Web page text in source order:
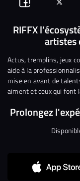
Continuer sans
Suivez-
nous
Facebook
sur
RIFFX
artistes
Actus, tremplins, jeux
aide à la
mise en avant de
aiment et ceux qui font
Prolongez